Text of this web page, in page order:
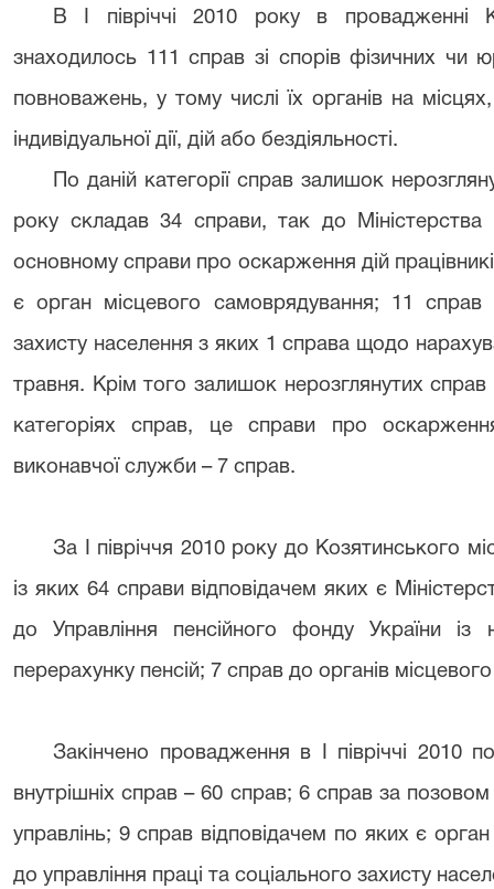
В І півріччі 2010 року в провадженні
знаходилось 111 справ зі спорів фізичних чи
повноважень, у тому числі їх органів на
індивідуальної дії, дій або бездіяльності.
По даній категорії справ залишок
року складав 34 справи, так до
основному справи про оскарження дій
є орган місцевого самоврядування; 11 справ
захисту населення з яких 1 справа щодо
травня. Крім того залишок нерозглянутих справ
категоріях справ, це справи про
виконавчої служби – 7 справ.
За І півріччя 2010 року до Козятинського
із яких 64 справи відповідачем яких є
до Управління пенсійного фонду України
перерахунку пенсій; 7 справ до органів
Закінчено провадження в І півріччі 2010
внутрішніх справ – 60 справ; 6 справ за
управлінь; 9 справ відповідачем по яких є
до управління праці та соціального захисту